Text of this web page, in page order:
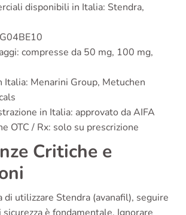
disponibili in Italia: Stendra,
compresse da 50 mg, 100 mg,
Italia: Menarini Group, Metuchen
in Italia: approvato da AIFA
OTC / Rx: solo su prescrizione
Critiche e
di utilizzare Stendra (avanafil), seguire